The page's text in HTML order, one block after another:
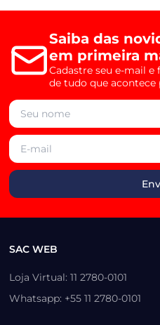
Saiba das
em primeira
Cadastre seu e-mail
de tudo que acontece
SAC WEB
Loja Virtual: 11 2780-0101
Whatsapp: +55 11 2780-0101